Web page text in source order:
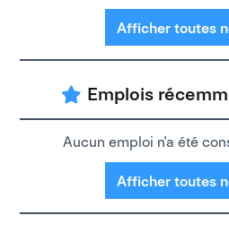
Afficher toutes
Emplois
Aucun emploi n'a été
Afficher toutes